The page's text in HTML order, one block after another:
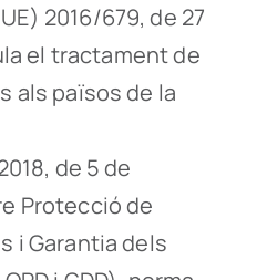
2016/679, de 27
el tractament de
als països de la
de 5 de
Protecció de
i Garantia dels